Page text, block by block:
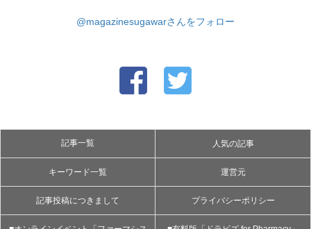
@magazinesugawarさんをフォロー
記事一覧 人気の記事
キーワード一覧 運営元
記事投稿につきまして プライバシーポリシー